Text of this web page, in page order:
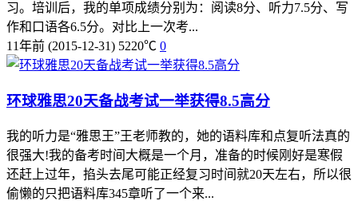
习。培训后，我的单项成绩分别为：阅读8分、听力7.5分、写
作和口语各6.5分。对比上一次考...
11年前 (2015-12-31) 5220℃ 0
环球雅思20天备战考试一举获得8.5高分
我的听力是“雅思王”王老师教的，她的语料库和点复听法真的
很强大!我的备考时间大概是一个月，准备的时候刚好是寒假
还赶上过年，掐头去尾可能正经复习时间就20天左右，所以很
偷懒的只把语料库345章听了一个来...